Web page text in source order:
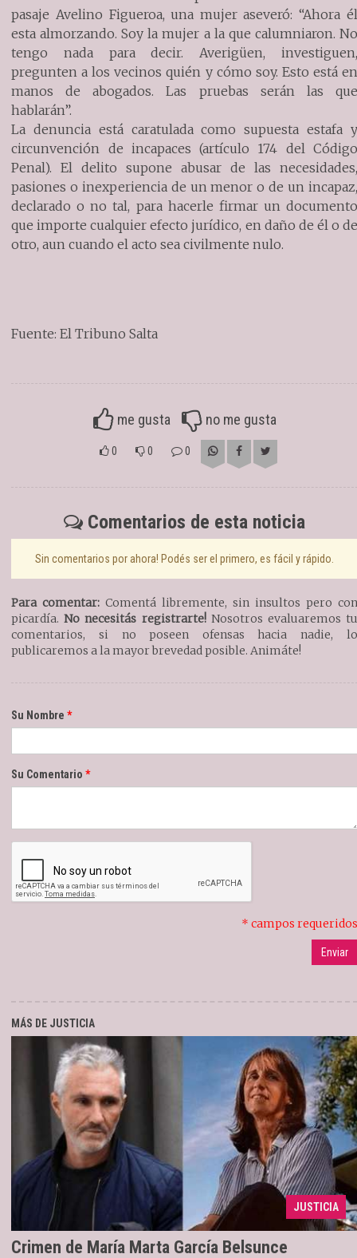
pasaje Avelino Figueroa, una mujer aseveró: “Ahora él
esta almorzando. Soy la mujer a la que calumniaron. No
tengo nada para decir. Averigüen, investiguen,
pregunten a los vecinos quién y cómo soy. Esto está en
manos de abogados. Las pruebas serán las que
hablarán”.
La denuncia está caratulada como supuesta estafa y
circunvención de incapaces (artículo 174 del Código
Penal). El delito supone abusar de las necesidades,
pasiones o inexperiencia de un menor o de un incapaz,
declarado o no tal, para hacerle firmar un documento
que importe cualquier efecto jurídico, en daño de él o de
otro, aun cuando el acto sea civilmente nulo.
Fuente: El Tribuno Salta
me gusta no me gusta
0 0 0
Comentarios de esta noticia
Sin comentarios por ahora! Podés ser el primero, es fácil y rápido.
Para comentar: Comentá libremente, sin insultos pero con
picardía.No necesitás registrarte!Nosotros evaluaremos tu
comentarios, si no poseen ofensas hacia nadie, lo
publicaremos a la mayor brevedad posible. Animáte!
Su Nombre
Su Comentario
* campos requeridos
MÁS DE JUSTICIA
JUSTICIA
Crimen de María Marta García Belsunce
01/04/2024
Pachelo ratificó su inocencia y dijo que le
sacaron "las ganas de vivir"